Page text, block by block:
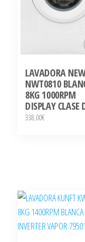
LAVADORA
NWT0810
8KG 1000RPM
DISPLAY CLASE
338,00€